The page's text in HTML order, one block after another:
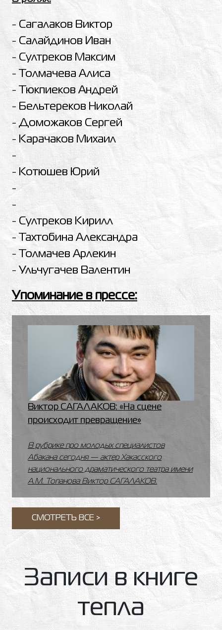
- Сагалаков Виктор
- Салайдинов Иван
- Султреков Максим
-
Толмачева Алиса
-
Тюкпиеков Андрей
- Бельтереков Николай
- Доможаков Сергей
- Карачаков Михаил
-
- Котюшев Юрий
-
-
- Султреков Кирилл
-
Тахтобина Александра
-
Толмачев Арлекин
- Ульчугачев Валентин
Упоминание в прессе:
Виктор САГАЛАКОВ: «На сцене
происходит превращение»
В рубрике про молодых специалистов
Абакана сегодня — актер Хакасского
национального драматического театра имени
А.М. Топанова Виктор САГАЛАКОВ.
СМОТРЕТЬ ВСЕ >
Записи в книге
тепла